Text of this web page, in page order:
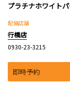
プラチナホワイト
配備店舗
行橋店
0930-23-3215
即時予約